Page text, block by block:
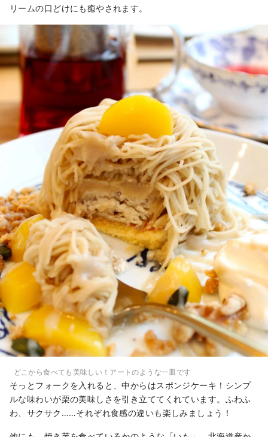
リームの口どけにも癒やされます。
どこから食べても美味しい！アートのような一皿です
そっとフォークを入れると、中からはスポンジケーキ！シンプ
ルな味わいが栗の美味しさを引き立ててくれています。ふわふ
わ、サクサク……それぞれ食感の違いも楽しみましょう！